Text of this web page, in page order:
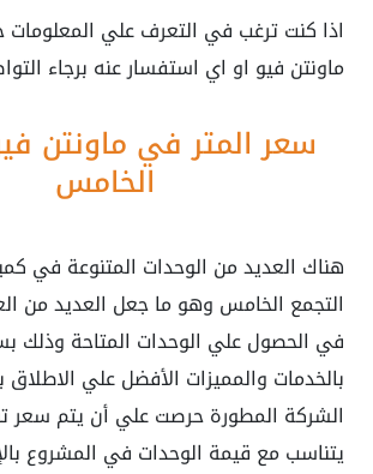
اذا كنت ترغب في التعرف علي
ماونتن فيو او اي استفسار عنه برجاء
سعر المتر في ماونتن
الخامس
هناك العديد من الوحدات المتنوعة في
التجمع الخامس وهو ما جعل العديد من
في الحصول علي الوحدات المتاحة وذلك
بالخدمات والمميزات الأفضل علي الاطلاق
الشركة المطورة حرصت علي أن يتم سعر
يتناسب مع قيمة الوحدات في المشروع